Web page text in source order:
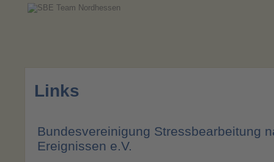
Links
Bundesvereinigung Stressbearbeitung
Ereignissen e.V.